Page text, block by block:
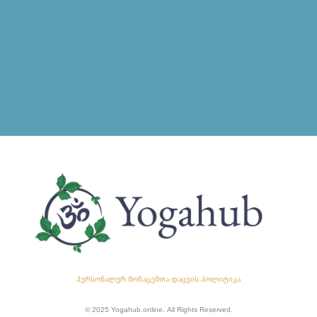
პერსონალურ მონაცემთა დაცვის პოლიტიკა
© 2025 Yogahub.online. All Rights Reserved.